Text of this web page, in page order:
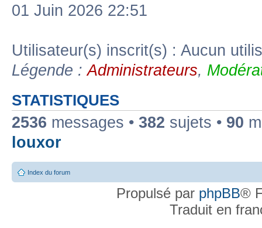
01 Juin 2026 22:51
Utilisateur(s) inscrit(s) : Aucun
Légende :Administrateurs,
STATISTIQUES
2536 messages • 382 sujets • 90
louxor
Index du forum
Propulsé par phpBB®
Traduit en